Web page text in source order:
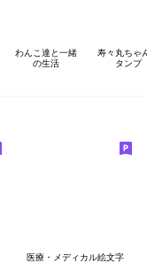
わんこ達と一緒
の生活
寿々丸ちゃ
タンプ
医療・メディカル絵文字